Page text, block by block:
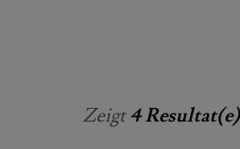
Zeigt4 Resultat(e)